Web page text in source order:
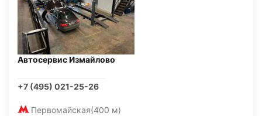
Автосервис Измайлово
+7 (495) 021-25-26
Первомайская(400 м)